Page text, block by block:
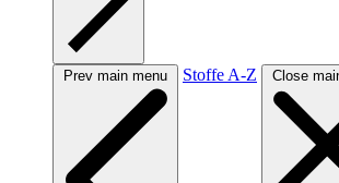
Prev main menu Stoffe A-Z Close